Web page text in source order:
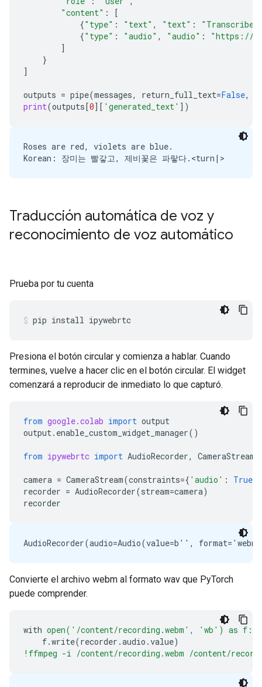
"content" :
[
{"type" : "text" , "text" :
"Transcribe
{"type" : "audio" , "audio" :
"https://
]
}
]
outputs = pipe(messages, return_full_text=False,
print(outputs[0][ 'generated_text' ])
Roses are red, violets are blue.
Traducción automática de voz y
reconocimiento de voz automático
Prueba por tu cuenta
pip install ipywebrtc
Presiona el botón circular y comienza a hablar. Cuando
termines, vuelve a hacer clic en el botón circular. El widget
comenzará a reproducir de inmediato lo que capturó.
from google.colab import output
output. enable_custom_widget_manager()
from ipywebrtc import AudioRecorder, CameraStream
camera = CameraStream(constraints={ 'audio' : True
recorder = AudioRecorder(stream=camera)
recorder
Convierte el archivo webm al formato wav que PyTorch
puede comprender.
with open('/content/recording.webm', 'wb') as f:
f.write(recorder .audio .value)
!ffmpeg -i /content/recording.webm /content/